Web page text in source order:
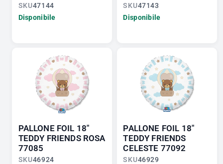
SKU47144
Disponibile
SKU47143
Disponibile
PALLONE FOIL 18"
TEDDY FRIENDS ROSA
77085
SKU46924
PALLONE FOIL 18"
TEDDY FRIENDS
CELESTE 77092
SKU46929